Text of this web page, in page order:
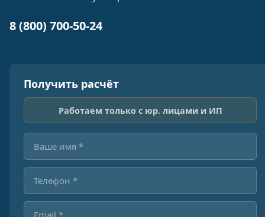
8 (800) 700-50-24
Получить расчёт
Работаем только с юр. лицами и ИП